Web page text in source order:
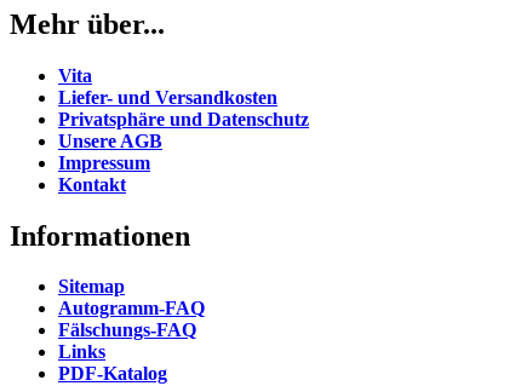
Mehr über...
Vita
Liefer- und Versandkosten
Privatsphäre und Datenschutz
Unsere AGB
Impressum
Kontakt
Informationen
Sitemap
Autogramm-FAQ
Fälschungs-FAQ
Links
PDF-Katalog